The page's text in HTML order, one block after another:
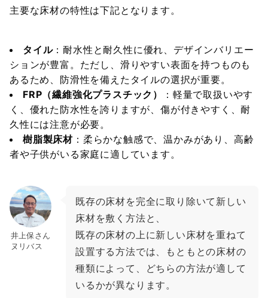
主要な床材の特性は下記となります。
タイル：耐水性と耐久性に優れ、デザインバリエー
ションが豊富。ただし、滑りやすい表面を持つものも
あるため、防滑性を備えたタイルの選択が重要。
FRP（繊維強化プラスチック）
：軽量で取扱いやす
く、優れた防水性を誇りますが、傷が付きやすく、耐
久性には注意が必要。
樹脂製床材 ：柔らかな触感で、温かみがあり、高齢
者や子供がいる家庭に適しています。
井上保さん
ヌリバス
既存の床材を完全に取り除いて新しい
床材を敷く方法と、
既存の床材の上に新しい床材を重ねて
設置する方法では、もともとの床材の
種類によって、どちらの方法が適して
いるかが異なります。